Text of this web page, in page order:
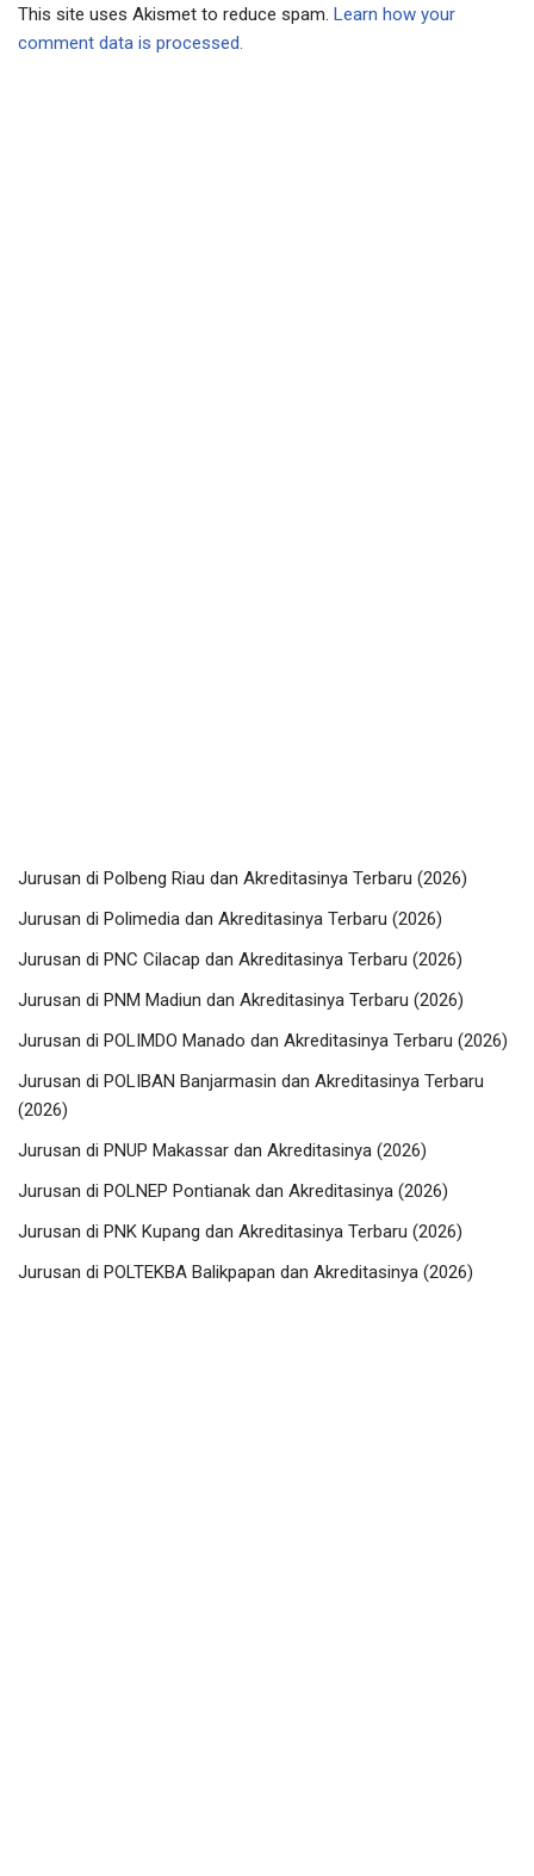
This site uses Akismet to reduce spam. Learn how your
comment data is processed.
Jurusan di Polbeng Riau dan Akreditasinya Terbaru (2026)
Jurusan di Polimedia dan Akreditasinya Terbaru (2026)
Jurusan di PNC Cilacap dan Akreditasinya Terbaru (2026)
Jurusan di PNM Madiun dan Akreditasinya Terbaru (2026)
Jurusan di POLIMDO Manado dan Akreditasinya Terbaru (2026)
Jurusan di POLIBAN Banjarmasin dan Akreditasinya Terbaru
(2026)
Jurusan di PNUP Makassar dan Akreditasinya (2026)
Jurusan di POLNEP Pontianak dan Akreditasinya (2026)
Jurusan di PNK Kupang dan Akreditasinya Terbaru (2026)
Jurusan di POLTEKBA Balikpapan dan Akreditasinya (2026)